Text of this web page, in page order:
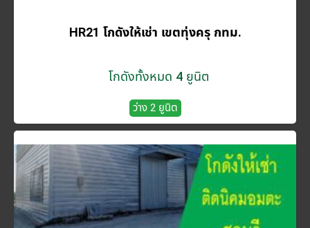
HR21 โกดังให้เช่า เขตทุ่งครุ กทม.
โกดังทั้งหมด 4 ยูนิต
ว่าง 2 ยูนิต